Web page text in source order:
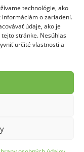
technológie, ako
informáciám o zariadení.
údaje, ako je
stránke. Nesúhlas
určité vlastnosti a
team.sk